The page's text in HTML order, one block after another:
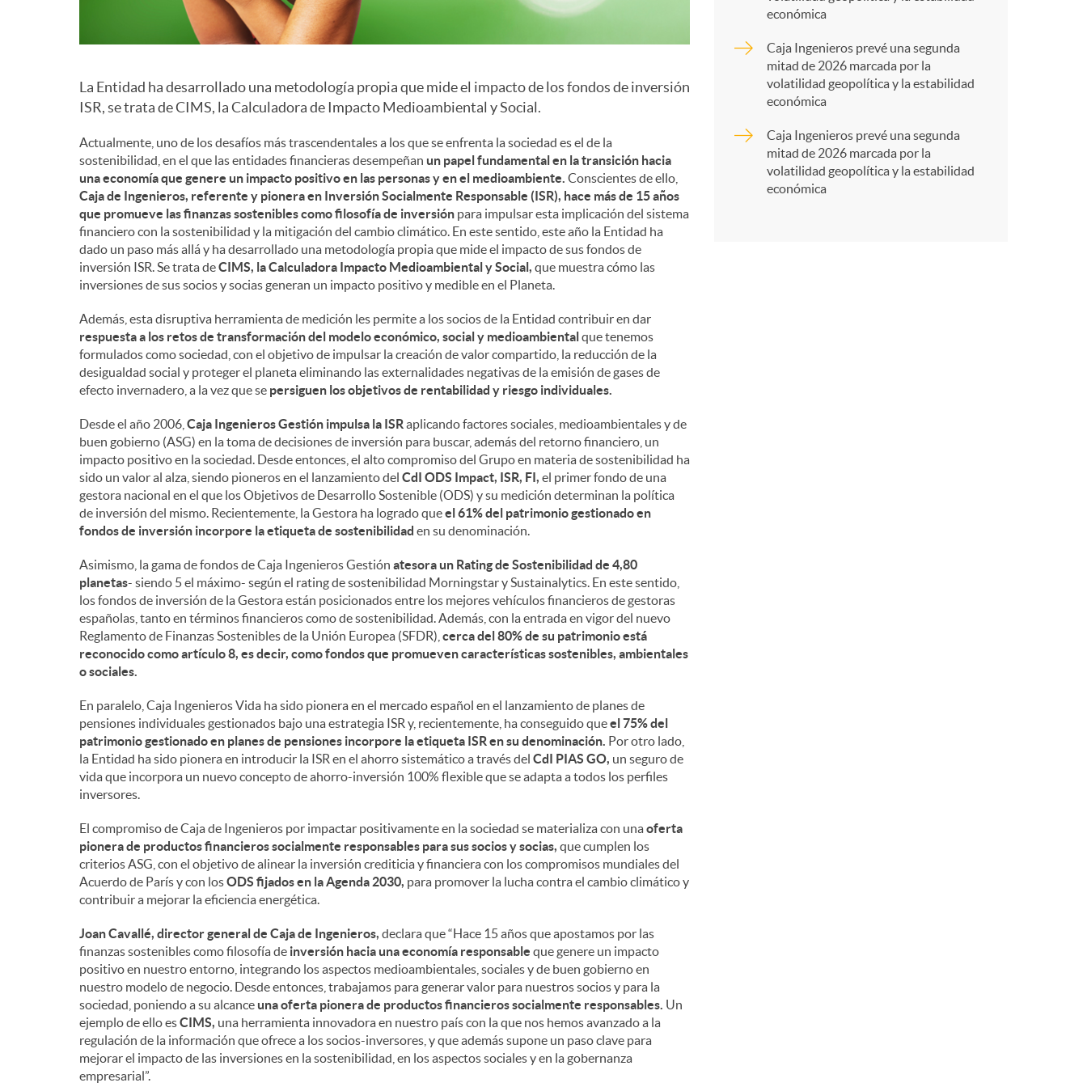
La Entidad ha desarrollado una metodología propia que mide el impacto de los fondos de inversión
ISR, se trata de CIMS, la Calculadora de Impacto Medioambiental y Social.
Actualmente, uno de los desafíos más trascendentales a los que se enfrenta la sociedad es el de la
sostenibilidad, en el que las entidades financieras desempeñan un papel fundamental en la transición hacia
una economía que genere un impacto positivo en las personas y en el medioambiente. Conscientes de ello,
Caja de Ingenieros, referente y pionera en Inversión Socialmente Responsable (ISR), hace más de 15 años
que promueve las finanzas sostenibles como filosofía de inversión para impulsar esta implicación del sistema
financiero con la sostenibilidad y la mitigación del cambio climático. En este sentido, este año la Entidad ha
dado un paso más allá y ha desarrollado una metodología propia que mide el impacto de sus fondos de
inversión ISR. Se trata deCIMS, la Calculadora Impacto Medioambiental y Social, que muestra cómo las
inversiones de sus socios y socias generan un impacto positivo y medible en el Planeta.
Además, esta disruptiva herramienta de medición les permite a los socios de la Entidad contribuir en dar
respuesta a los retos de transformación del modelo económico, social y medioambientalque tenemos
formulados como sociedad, con el objetivo de impulsar la creación de valor compartido, la reducción de la
desigualdad social y proteger el planeta eliminando las externalidades negativas de la emisión de gases de
efecto invernadero, a la vez que se persiguen los objetivos de rentabilidad y riesgo individuales.
Desde el año 2006, Caja Ingenieros Gestión impulsa la ISRaplicando factores sociales, medioambientales y de
buen gobierno (ASG) en la toma de decisiones de inversión para buscar, además del retorno financiero, un
impacto positivo en la sociedad. Desde entonces, el alto compromiso del Grupo en materia de sostenibilidad ha
sido un valor al alza, siendo pioneros en el lanzamiento del CdI ODS Impact, ISR, FI, el primer fondo de una
gestora nacional en el que los Objetivos de Desarrollo Sostenible (ODS) y su medición determinan la política
de inversión del mismo. Recientemente, la Gestora ha logrado queel 61% del patrimonio gestionado en
fondos de inversión incorpore la etiqueta de sostenibilidad en su denominación.
Asimismo, la gama de fondos de Caja Ingenieros Gestión atesora un Rating de Sostenibilidad de 4,80
planetas- siendo 5 el máximo- según el rating de sostenibilidad Morningstar y Sustainalytics. En este sentido,
los fondos de inversión de la Gestora están posicionados entre los mejores vehículos financieros de gestoras
españolas, tanto en términos financieros como de sostenibilidad. Además, con la entrada en vigor del nuevo
Reglamento de Finanzas Sostenibles de la Unión Europea (SFDR), cerca del 80% de su patrimonio está
reconocido como artículo 8, es decir, como fondos que promueven características sostenibles, ambientales
o sociales.
En paralelo, Caja Ingenieros Vida ha sido pionera en el mercado español en el lanzamiento de planes de
pensiones individuales gestionados bajo una estrategia ISR y, recientemente, ha conseguido queel 75% del
patrimonio gestionado en planes de pensiones incorpore la etiqueta ISR en su denominación. Por otro lado,
la Entidad ha sido pionera en introducir la ISR en el ahorro sistemático a través del CdI PIAS GO, un seguro de
vida que incorpora un nuevo concepto de ahorro-inversión 100% flexible que se adapta a todos los perfiles
inversores.
El compromiso de Caja de Ingenieros por impactar positivamente en la sociedad se materializa con unaoferta
pionera de productos financieros socialmente responsables para sus socios y socias, que cumplen los
criterios ASG, con el objetivo de alinear la inversión crediticia y financiera con los compromisos mundiales del
Acuerdo de París y con losODS fijados en la Agenda 2030, para promover la lucha contra el cambio climático y
contribuir a mejorar la eficiencia energética.
Joan Cavallé, director general de Caja de Ingenieros, declara que “Hace 15 años que apostamos por las
finanzas sostenibles como filosofía de inversión hacia una economía responsable que genere un impacto
positivo en nuestro entorno, integrando los aspectos medioambientales, sociales y de buen gobierno en
nuestro modelo de negocio. Desde entonces, trabajamos para generar valor para nuestros socios y para la
sociedad, poniendo a su alcance una oferta pionera de productos financieros socialmente responsables. Un
ejemplo de ello esCIMS, una herramienta innovadora en nuestro país con la que nos hemos avanzado a la
regulación de la información que ofrece a los socios-inversores, y que además supone un paso clave para
mejorar el impacto de las inversiones en la sostenibilidad, en los aspectos sociales y en la gobernanza
empresarial”.
económica
Caja Ingenieros prevé una segunda
mitad de 2026 marcada por la
volatilidad geopolítica y la estabilidad
económica
Caja Ingenieros prevé una segunda
mitad de 2026 marcada por la
volatilidad geopolítica y la estabilidad
económica